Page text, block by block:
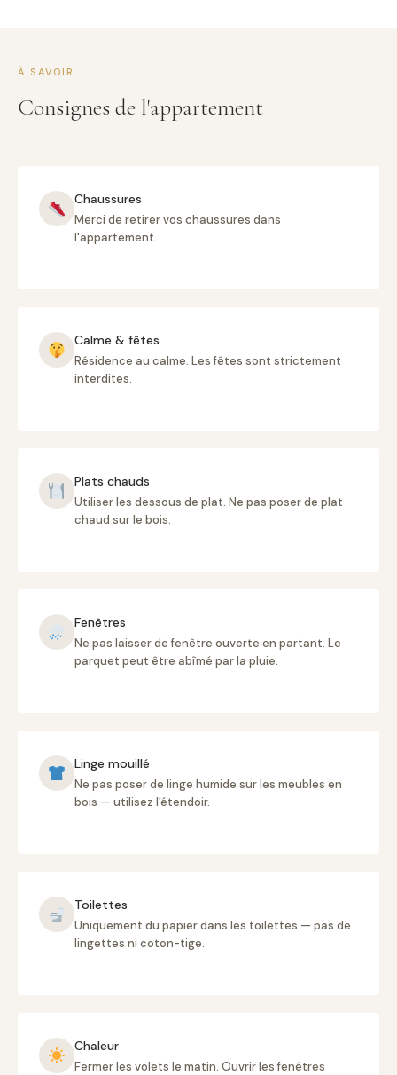
À SAVOIR
Consignes de l'appartement
Chaussures
Merci de retirer vos chaussures dans
l'appartement.
Calme & fêtes
Résidence au calme. Les fêtes sont strictement
interdites.
Plats chauds
Utiliser les dessous de plat. Ne pas poser de plat
chaud sur le bois.
Fenêtres
Ne pas laisser de fenêtre ouverte en partant. Le
parquet peut être abîmé par la pluie.
Linge mouillé
Ne pas poser de linge humide sur les meubles en
bois — utilisez l'étendoir.
Toilettes
Uniquement du papier dans les toilettes — pas de
lingettes ni coton-tige.
Chaleur
Fermer les volets le matin. Ouvrir les fenêtres